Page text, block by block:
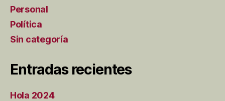
Personal
Política
Sin categoría
Entradas recientes
Hola 2024